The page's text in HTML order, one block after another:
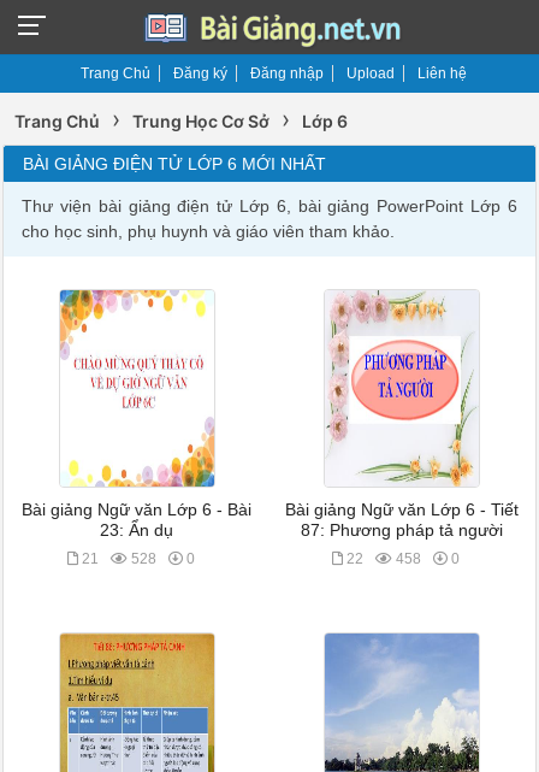
Trang Chủ Đăng ký Đăng nhập Upload Liên hệ
Trang Chủ › Trung Học Cơ Sở › Lớp 6
BÀI GIẢNG ĐIỆN TỬ LỚP 6 MỚI NHẤT
Thư viện bài giảng điện tử Lớp 6, bài giảng PowerPoint Lớp 6
cho học sinh, phụ huynh và giáo viên tham khảo.
Bài giảng Ngữ văn Lớp 6 - Bài
23: Ẩn dụ
21 528 0
Bài giảng Ngữ văn Lớp 6 - Tiết
87: Phương pháp tả người
22 458 0